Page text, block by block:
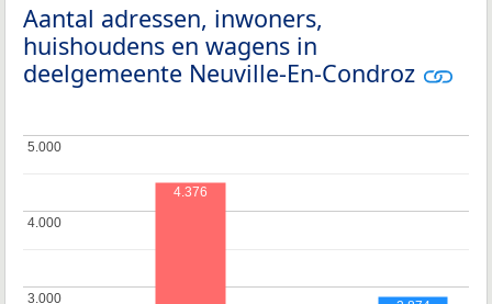
Aantal adressen, inwoners,
huishoudens en wagens in
deelgemeente Neuville-En-Condroz
3.000
3.000
4.000
4.000
5.000
5.000
4.376